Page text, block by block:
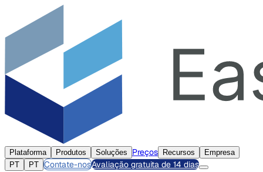
Plataforma Produtos Soluções Preços Recursos
Empresa
PT
PT Contate-nosAvaliação gratuita de 14 dias